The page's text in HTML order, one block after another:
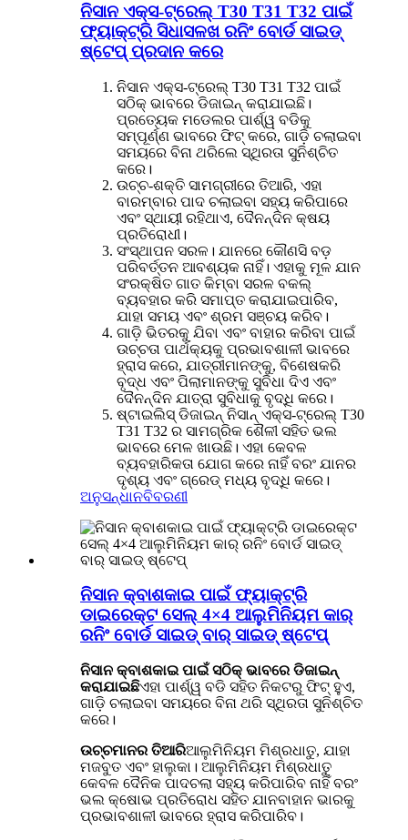
ନିସାନ ଏକ୍ସ-ଟ୍ରେଲ୍ T30 T31 T32 ପାଇଁ
ଫ୍ୟାକ୍ଟ୍ରି ସିଧାସଳଖ ରନିଂ ବୋର୍ଡ ସାଇଡ୍
ଷ୍ଟେପ୍ ପ୍ରଦାନ କରେ
ନିସାନ ଏକ୍ସ-ଟ୍ରେଲ୍ T30 T31 T32 ପାଇଁ
ସଠିକ୍ ଭାବରେ ଡିଜାଇନ୍ କରାଯାଇଛି।
ପ୍ରତ୍ୟେକ ମଡେଲର ପାର୍ଶ୍ୱ ବଡିକୁ
ସମ୍ପୂର୍ଣ୍ଣ ଭାବରେ ଫିଟ୍ କରେ, ଗାଡ଼ି ଚଲାଇବା
ସମୟରେ ବିନା ଥରିଲେ ସ୍ଥିରତା ସୁନିଶ୍ଚିତ
କରେ।
ଉଚ୍ଚ-ଶକ୍ତି ସାମଗ୍ରୀରେ ତିଆରି, ଏହା
ବାରମ୍ବାର ପାଦ ଚଲାଇବା ସହ୍ୟ କରିପାରେ
ଏବଂ ସ୍ଥାୟୀ ରହିଥାଏ, ଦୈନନ୍ଦିନ କ୍ଷୟ
ପ୍ରତିରୋଧୀ।
ସଂସ୍ଥାପନ ସରଳ। ଯାନରେ କୌଣସି ବଡ଼
ପରିବର୍ତ୍ତନ ଆବଶ୍ୟକ ନାହିଁ। ଏହାକୁ ମୂଳ ଯାନ
ସଂରକ୍ଷିତ ଗାତ କିମ୍ବା ସରଳ ବକଲ୍
ବ୍ୟବହାର କରି ସମାପ୍ତ କରାଯାଇପାରିବ,
ଯାହା ସମୟ ଏବଂ ଶ୍ରମ ସଞ୍ଚୟ କରିବ।
ଗାଡ଼ି ଭିତରକୁ ଯିବା ଏବଂ ବାହାର କରିବା ପାଇଁ
ଉଚ୍ଚତା ପାର୍ଥକ୍ୟକୁ ପ୍ରଭାବଶାଳୀ ଭାବରେ
ହ୍ରାସ କରେ, ଯାତ୍ରୀମାନଙ୍କୁ, ବିଶେଷକରି
ବୃଦ୍ଧ ଏବଂ ପିଲାମାନଙ୍କୁ ସୁବିଧା ଦିଏ ଏବଂ
ଦୈନନ୍ଦିନ ଯାତ୍ରା ସୁବିଧାକୁ ବୃଦ୍ଧି କରେ।
ଷ୍ଟାଇଲିସ୍ ଡିଜାଇନ୍ ନିସାନ୍ ଏକ୍ସ-ଟ୍ରେଲ୍ T30
T31 T32 ର ସାମଗ୍ରିକ ଶୈଳୀ ସହିତ ଭଲ
ଭାବରେ ମେଳ ଖାଉଛି। ଏହା କେବଳ
ବ୍ୟବହାରିକତା ଯୋଗ କରେ ନାହିଁ ବରଂ ଯାନର
ଦୃଶ୍ୟ ଏବଂ ଗ୍ରେଡ୍ ମଧ୍ୟ ବୃଦ୍ଧି କରେ।
ଅନୁସନ୍ଧାନବିବରଣୀ
ନିସାନ କ୍ବାଶକାଇ ପାଇଁ ଫ୍ୟାକ୍ଟ୍ରି
ଡାଇରେକ୍ଟ ସେଲ୍ 4×4 ଆଲୁମିନିୟମ କାର୍
ରନିଂ ବୋର୍ଡ ସାଇଡ୍ ବାର୍ ସାଇଡ୍ ଷ୍ଟେପ୍
ନିସାନ କ୍ବାଶକାଇ ପାଇଁ ସଠିକ୍ ଭାବରେ ଡିଜାଇନ୍
କରାଯାଇଛିଏହା ପାର୍ଶ୍ୱ ବଡି ସହିତ ନିକଟରୁ ଫିଟ୍ ହୁଏ,
ଗାଡ଼ି ଚଲାଇବା ସମୟରେ ବିନା ଥରି ସ୍ଥିରତା ସୁନିଶ୍ଚିତ
କରେ।
ଉଚ୍ଚମାନର ତିଆରିଆଲୁମିନିୟମ ମିଶ୍ରଧାତୁ, ଯାହା
ମଜବୁତ ଏବଂ ହାଲୁକା। ଆଲୁମିନିୟମ ମିଶ୍ରଧାତୁ
କେବଳ ଦୈନିକ ପାଦଚଲା ସହ୍ୟ କରିପାରିବ ନାହିଁ ବରଂ
ଭଲ କ୍ଷୋଭ ପ୍ରତିରୋଧ ସହିତ ଯାନବାହାନ ଭାରକୁ
ପ୍ରଭାବଶାଳୀ ଭାବରେ ହ୍ରାସ କରିପାରିବ।